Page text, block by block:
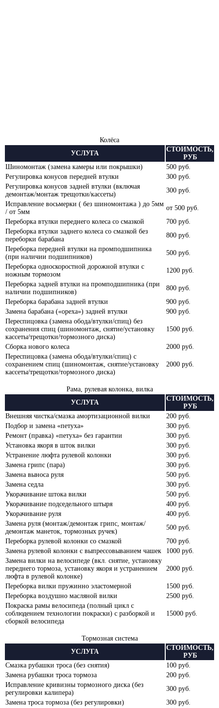
Колёса
УСЛУГА
СТОИМОСТЬ,
РУБ
Шиномонтаж (замена камеры или покрышки)
500 руб.
Регулировка конусов передней втулки
300 руб.
Регулировка конусов задней втулки (включая
демонтаж/монтаж трещотки/кассеты)
300 руб.
Исправление восьмерки ( без шиномонтажа ) до 5мм
/ от 5мм
от 500 руб.
Переборка втулки переднего колеса со смазкой
700 руб.
Переборка втулки заднего колеса со смазкой без
переборки барабана
800 руб.
Переборка передней втулки на промподшипника
(при наличии подшипников)
500 руб.
Переборка односкоростной дорожной втулки с
ножным тормозом
1200 руб.
Переборка задней втулки на промподшипника (при
наличии подшипников)
800 руб.
Переборка барабана задней втулки
900 руб.
Замена барабана («ореха») задней втулки
900 руб.
Переспицовка (замена обода/втулки/спиц) без
сохранения спиц (шиномонтаж, снятие/установку
кассеты/трещотки/тормозного диска)
1500 руб.
Сборка нового колеса
2000 руб.
Переспицовка (замена обода/втулки/спиц) с
сохранением спиц (шиномонтаж, снятие/установку
кассеты/трещотки/тормозного диска)
2000 руб.
Рама, рулевая колонка, вилка
УСЛУГА
СТОИМОСТЬ,
РУБ
Внешняя чистка/смазка амортизационной вилки
200 руб.
Подбор и замена «петуха»
300 руб.
Ремонт (правка) «петуха» без гарантии
300 руб.
Установка якоря в шток вилки
300 руб.
Устранение люфта рулевой колонки
300 руб.
Замена грипс (пара)
300 руб.
Замена выноса руля
500 руб.
Замена седла
300 руб.
Укорачивание штока вилки
500 руб.
Укорачивание подседельного штыря
400 руб.
Укорачивание руля
400 руб.
Замена руля (монтаж/демонтаж грипс, монтаж/
демонтаж манеток, тормозных ручек)
500 руб.
Переборка рулевой колонки со смазкой
700 руб.
Замена рулевой колонки с выпрессовыванием чашек
1000 руб.
Замена вилки на велосипеде (вкл. снятие, установку
переднего тормоза, установку якоря и устранением
люфта в рулевой колонке)
2000 руб.
Переборка вилки пружинно эластомерной
1500 руб.
Переборка воздушно масляной вилки
2500 руб.
Покраска рамы велосипеда (полный цикл с
соблюдением технологии покраски) с разборкой и
сборкой велосипеда
15000 руб.
Тормозная система
УСЛУГА
СТОИМОСТЬ,
РУБ
Смазка рубашки троса (без снятия)
100 руб.
Замена рубашки троса тормоза
200 руб.
Исправление кривизны тормозного диска (без
регулировки калипера)
300 руб.
Замена троса тормоза (без регулировки)
300 руб.